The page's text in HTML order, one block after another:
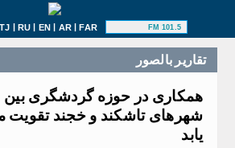
TJ | RU | EN | AR|FAR 101.5 FM
تقارير بالصور
همکاری در حوزه گردشگری بین
شهرهای تاشکند و خجند تقویت
یابد